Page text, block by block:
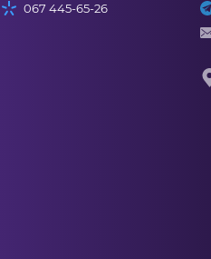
067 445-65-26